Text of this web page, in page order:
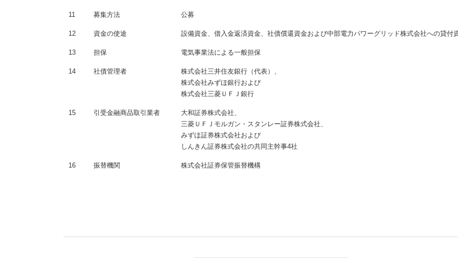
11 募集方法 公募
12 資金の使途 設備資金、借入金返済資金、社債償還資金および中部電力パワーグリッド株式会社への貸付
13 担保 電気事業法による一般担保
14 社債管理者
株式会社三井住友銀行（代表）、
株式会社みずほ銀行および
株式会社三菱ＵＦＪ銀行
15 引受金融商品取引業者
大和証券株式会社、
三菱ＵＦＪモルガン・スタンレー証券株式会社、
みずほ証券株式会社および
しんきん証券株式会社の共同主幹事4社
16 振替機関 株式会社証券保管振替機構